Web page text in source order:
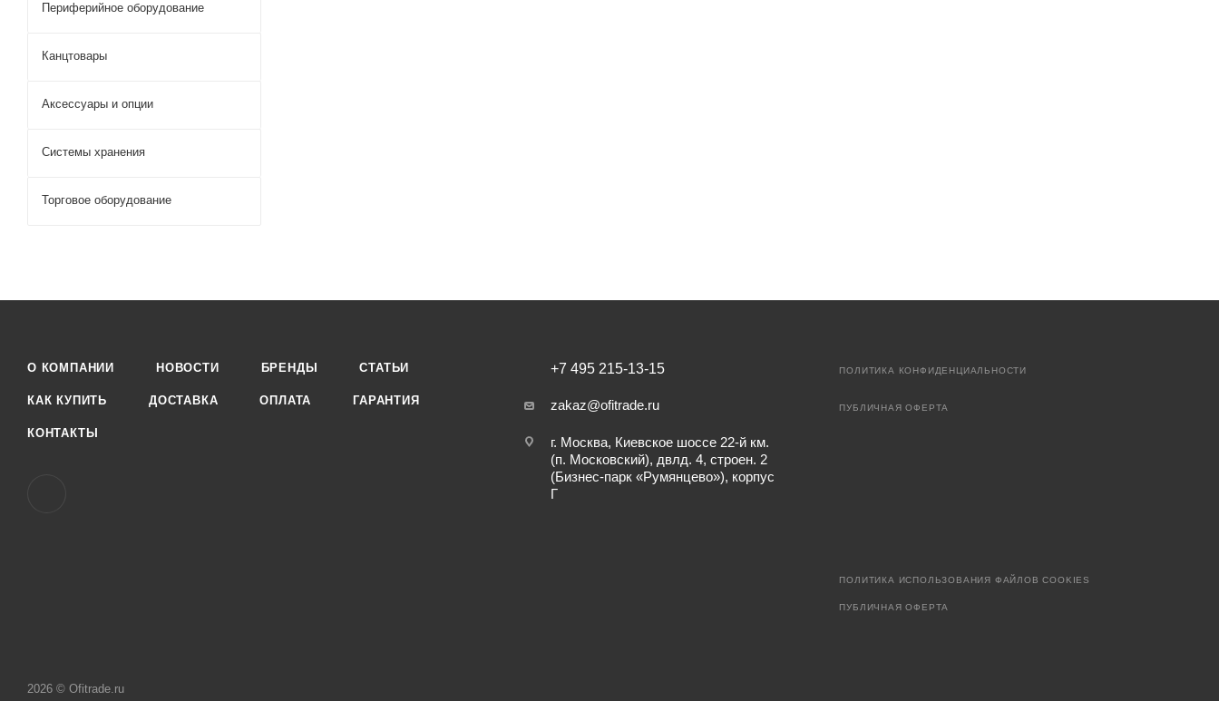
Периферийное оборудование
Канцтовары
Аксессуары и опции
Системы хранения
Торговое оборудование
О КОМПАНИИ НОВОСТИ БРЕНДЫ СТАТЬИ
КАК КУПИТЬ ДОСТАВКА ОПЛАТА ГАРАНТИЯ
КОНТАКТЫ
+7 495 215-13-15
zakaz@ofitrade.ru
г. Москва, Киевское шоссе 22-й км.
(п. Московский), двлд. 4, строен. 2
(Бизнес-парк «Румянцево»), корпус
Г
ПОЛИТИКА КОНФИДЕНЦИАЛЬНОСТИ
ПУБЛИЧНАЯ ОФЕРТА
ПОЛИТИКА ИСПОЛЬЗОВАНИЯ ФАЙЛОВ COOKIES
ПУБЛИЧНАЯ ОФЕРТА
2026 © Ofitrade.ru